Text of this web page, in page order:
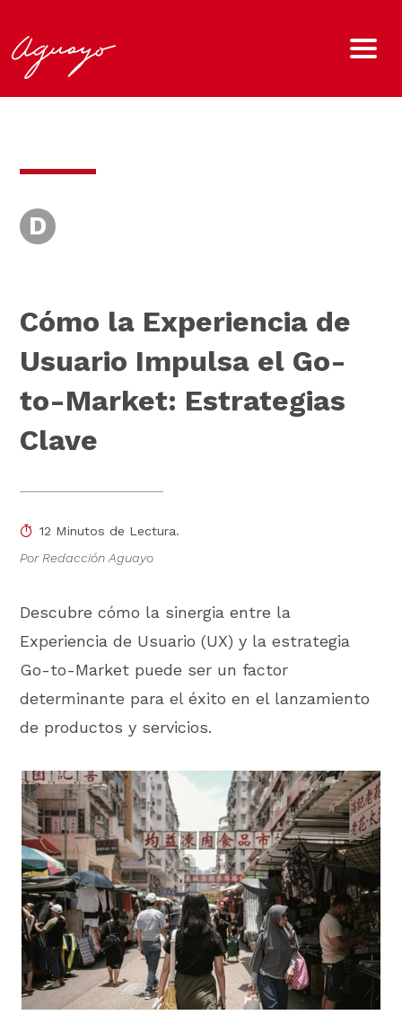
D
Cómo la Experiencia de
Usuario Impulsa el Go-
to-Market: Estrategias
Clave
12 Minutos de Lectura.
Por Redacción Aguayo
Descubre cómo la sinergia entre la
Experiencia de Usuario (UX) y la estrategia
Go-to-Market puede ser un factor
determinante para el éxito en el lanzamiento
de productos y servicios.